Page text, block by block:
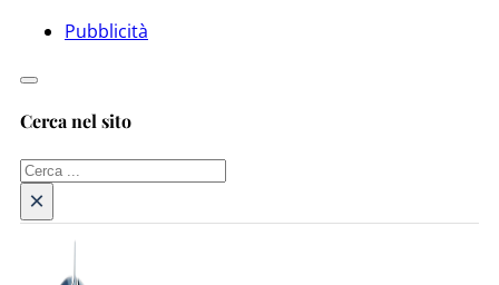
Pubblicità
Cerca nel sito
Cerca
×